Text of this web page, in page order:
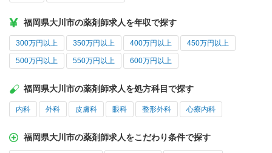
福岡県大川市の薬剤師求人を年収で探す
300万円以上 350万円以上 400万円以上 450万円以上
500万円以上 550万円以上 600万円以上
福岡県大川市の薬剤師求人を処方科目で探す
内科 外科 皮膚科 眼科 整形外科 心療内科
福岡県大川市の薬剤師求人をこだわり条件で探す